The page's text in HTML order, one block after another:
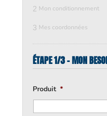
2 Mon conditionnement
3 Mes coordonnées
ÉTAPE 1/3 - MON
Produit *